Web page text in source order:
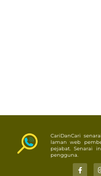
CariDanCari
laman web
pejabat. Senarai
pengguna.